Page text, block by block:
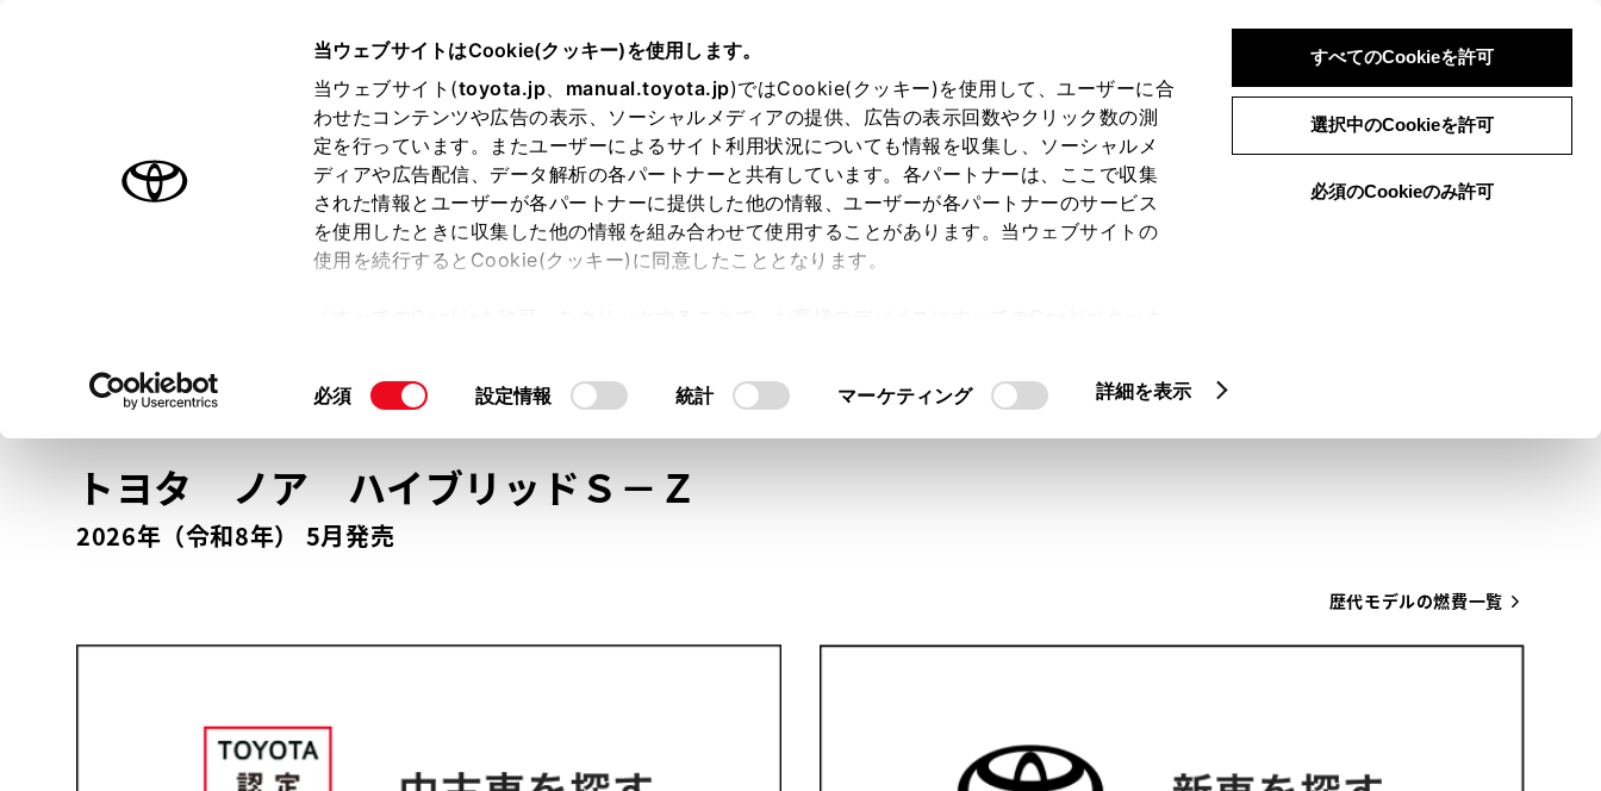
当ウェブサイトはCookie(クッキー)を使用します。
当ウェブサイト(toyota.jp、 manual.toyota.jp)ではCookie(クッキー)を使用して、ユーザーに合
わせたコンテンツや広告の表示、ソーシャルメディアの提供、広告の表示回数やクリック数の測
定を行っています。またユーザーによるサイト利用状況についても情報を収集し、ソーシャルメ
ディアや広告配信、データ解析の各パートナーと共有しています。各パートナーは、ここで収集
された情報とユーザーが各パートナーに提供した他の情報、ユーザーが各パートナーのサービス
を使用したときに収集した他の情報を組み合わせて使用することがあります。当ウェブサイトの
使用を続行するとCookie(クッキー)に同意したこととなります。
て」をご覧ください。
同
必須 設定情報 統計 マーケティング 詳細を表示
すべてのCookieを許可
選択中のCookieを許可
必須のCookieのみ許可
ログイン 検索 メニュー
オーナーサポート トピックス
トヨタ認定中古車 メニュー
トヨタ認定中古車の魅力 3つの買い方 オンライン購入お気に入り 保存した見積り
の選択 モデル・年式・グレード クルマ情報
トヨタ ノアハイブリッドＳ－Ｚ
2026年（令和8年） 5月発売
歴代モデルの燃費一覧